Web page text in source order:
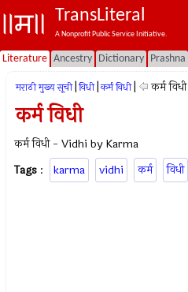
TransLiteral
A Nonprofit Public Service Initiative.
Literature Ancestry Dictionary Prashna
मराठी मुख्य सूची विधी कर्म विधी कर्म विधी
कर्म विधी
कर्म विधी - Vidhi by Karma
Tags : karma vidhi कर्म विधी